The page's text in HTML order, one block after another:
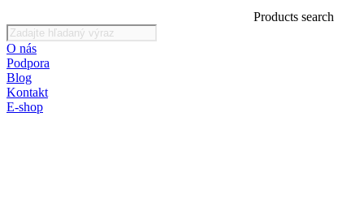
Products search
O nás
Podpora
Blog
Kontakt
E-shop